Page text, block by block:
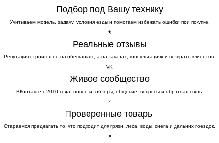
Подбор под Вашу технику
Учитываем модель, задачу, условия езды и помогаем избежать ошибки при покупке.
★
Реальные отзывы
Репутация строится не на обещаниях, а на заказах, консультациях и возврате клиентов.
VK
Живое сообщество
ВКонтакте с 2010 года: новости, обзоры, общение, вопросы и обратная связь.
✓
Проверенные товары
Стараемся предлагать то, что подходит для грязи, леса, воды, снега и дальних поездок.
↗